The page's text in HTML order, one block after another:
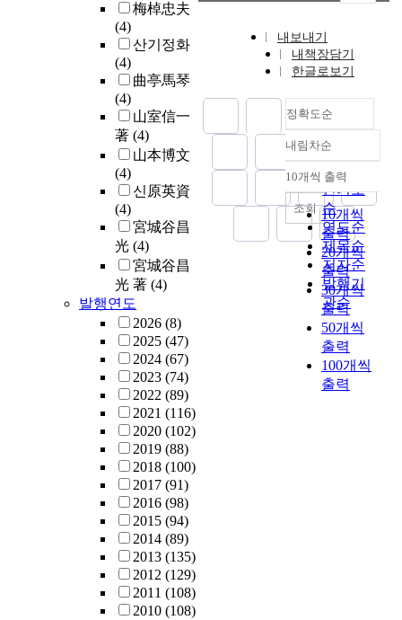
梅棹忠夫
(4)
산기정화
(4)
曲亭馬琴
(4)
山室信一
著 (4)
山本博文
(4)
신原英資
(4)
宮城谷昌
光 (4)
宮城谷昌
光 著 (4)
발행연도
2026 (8)
2025 (47)
2024 (67)
2023 (74)
2022 (89)
2021 (116)
2020 (102)
2019 (88)
2018 (100)
2017 (91)
2016 (98)
2015 (94)
2014 (89)
2013 (135)
2012 (129)
2011 (108)
2010 (108)
내보내기
내책장담기
한글로보기
정확도순
정확도
순
인기도
순
연도순
제목순
저자순
발행기
관순
내림차순
내림차순
10개씩 출력
10개씩
출력
20개씩
출력
30개씩
출력
50개씩
출력
100개씩
출력
조회